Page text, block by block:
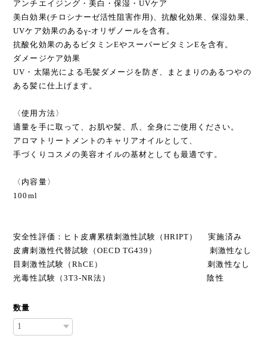
アンチエイジング・美白・保湿・UVケア
美白効果(チロシナーゼ活性阻害作用)、抗酸化効果、保湿効果、
UVケア効果のあるγ-オリザノールを含有。
抗酸化効果のあるビタミンEやスーパービタミンEを含有。
ダメージケア効果
UV・太陽光による毛髪ダメージを防ぎ、まとまりのあるつやの
ある髪に仕上げます。
〈使用方法〉
適量を手に取って、お肌や髪、爪、全身にご使用ください。
アロマトリートメントのキャリアオイルとして、
手づくりコスメの美容オイルの基材としても最適です。
〈内容量〉
100ml
安全性評価：ヒト皮膚累積刺激性試験（HRIPT） 実施済み
皮膚刺激性代替試験（OECD TG439） 刺激性なし
目刺激性試験（RhCE） 刺激性なし
光毒性試験（3T3-NR法） 陰性
数量